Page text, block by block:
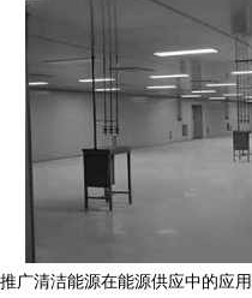
推广清洁能源在能源供应中的应